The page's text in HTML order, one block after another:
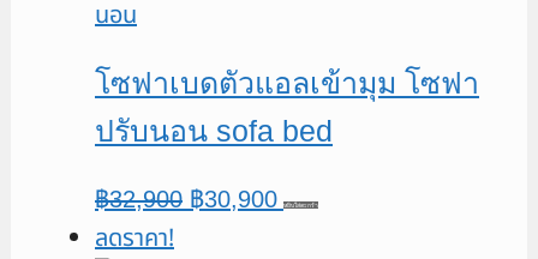
โซฟาเบดตัวแอลเข้ามุม โซฟา
ปรับนอน sofa bed
฿32,900 Original
฿30,900Current
หยิบใส่ตะกร้า
ลดราคา!